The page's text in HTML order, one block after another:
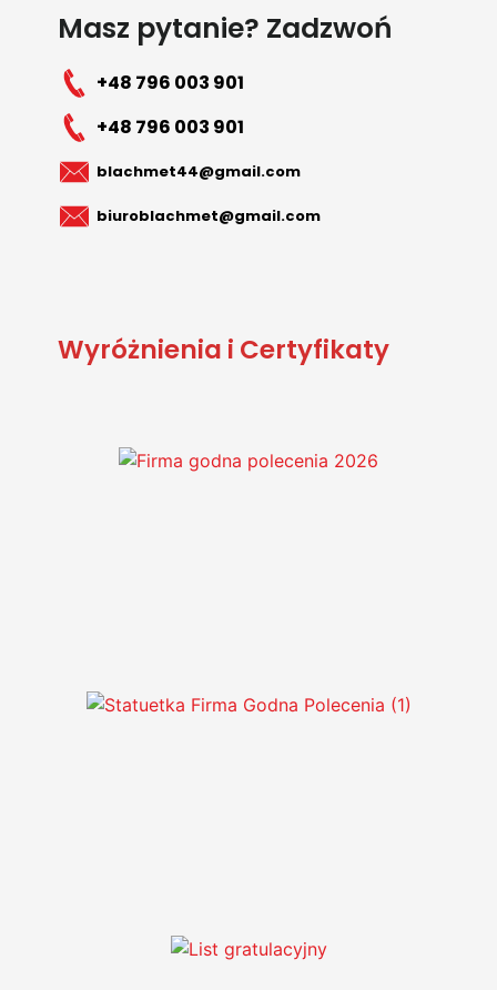
Masz pytanie? Zadzwoń
+48 796 003 901
+48 796 003 901
blachmet44@gmail.com
biuroblachmet@gmail.com
Wyróżnienia i Certyfikaty